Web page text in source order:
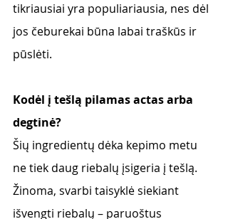
tikriausiai yra populiariausia, nes dėl
jos čeburekai būna labai traškūs ir
pūslėti.
Kodėl į tešlą pilamas actas arba
degtinė?
Šių ingredientų dėka kepimo metu
ne tiek daug riebalų įsigeria į tešlą.
Žinoma, svarbi taisyklė siekiant
išvengti riebalų – paruoštus